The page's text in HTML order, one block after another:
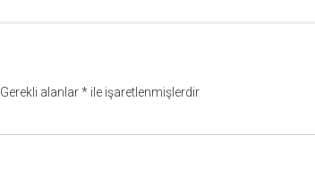
Gerekli alanlar*ile işaretlenmişlerdir